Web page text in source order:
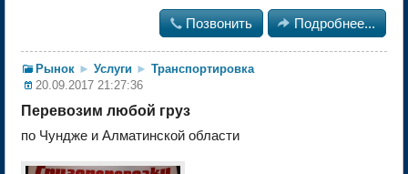
 Позвонить  Подробнее...
Рынок ► Услуги ► Транспортировка
20.09.2017 21:27:36
Перевозим любой груз
по Чундже и Алматинской области